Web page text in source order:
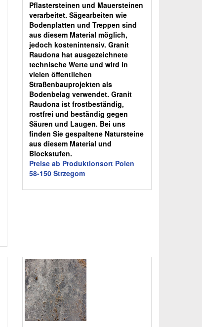
Pflastersteinen und Mauersteinen
verarbeitet. Sägearbeiten wie
Bodenplatten und Treppen sind
aus diesem Material möglich,
jedoch kostenintensiv. Granit
Raudona hat ausgezeichnete
technische Werte und wird in
vielen öffentlichen
Straßenbauprojekten als
Bodenbelag verwendet. Granit
Raudona ist frostbeständig,
rostfrei und beständig gegen
Säuren und Laugen. Bei uns
finden Sie gespaltene Natursteine
aus diesem Material und
Blockstufen.
Preise ab Produktionsort Polen
58-150 Strzegom